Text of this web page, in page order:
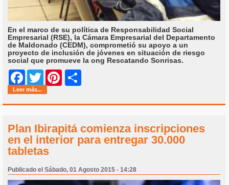
En el marco de su política de Responsabilidad Social
Empresarial (RSE), la Cámara Empresarial del Departamento
de Maldonado (CEDM), comprometió su apoyo a un
proyecto de inclusión de jóvenes en situación de riesgo
social que promueve la ong Rescatando Sonrisas.
Facebook
Twitter Pinterest
Leer más...
Plan Ibirapitá comienza inscripciones
en el interior para entregar 30.000
tabletas
Publicado el Sábado, 01 Agosto 2015 - 14:28